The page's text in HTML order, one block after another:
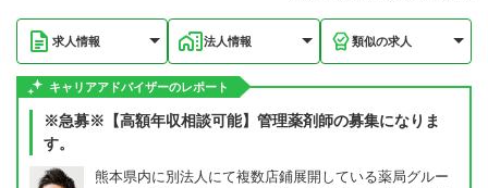
求人情報 法人情報 類似の求人
キャリアアドバイザーのレポート
※急募※【高額年収相談可能】管理薬剤師の募集になりま
す。
熊本県内に別法人にて複数店鋪展開している薬局グルー